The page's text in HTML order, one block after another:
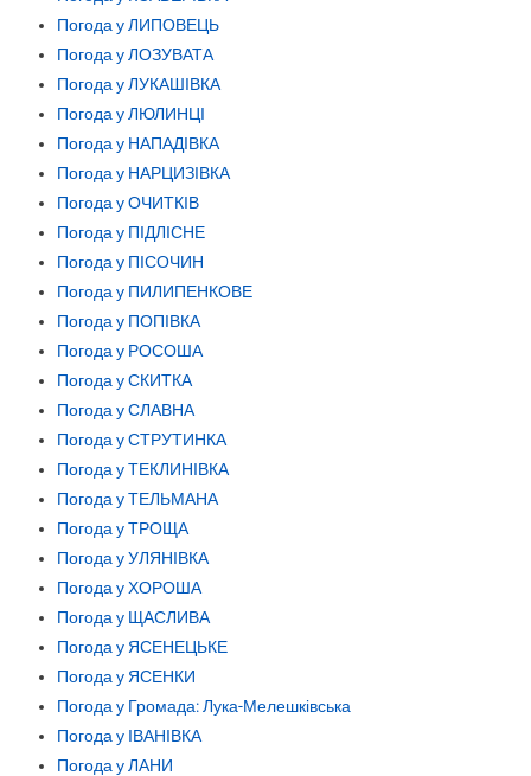
Погода у ЛИПОВЕЦЬ
Погода у ЛОЗУВАТА
Погода у ЛУКАШІВКА
Погода у ЛЮЛИНЦІ
Погода у НАПАДІВКА
Погода у НАРЦИЗІВКА
Погода у ОЧИТКІВ
Погода у ПІДЛІСНЕ
Погода у ПІСОЧИН
Погода у ПИЛИПЕНКОВЕ
Погода у ПОПІВКА
Погода у РОСОША
Погода у СКИТКА
Погода у СЛАВНА
Погода у СТРУТИНКА
Погода у ТЕКЛИНІВКА
Погода у ТЕЛЬМАНА
Погода у ТРОЩА
Погода у УЛЯНІВКА
Погода у ХОРОША
Погода у ЩАСЛИВА
Погода у ЯСЕНЕЦЬКЕ
Погода у ЯСЕНКИ
Погода у Громада: Лука-Мелешківська
Погода у ІВАНІВКА
Погода у ЛАНИ